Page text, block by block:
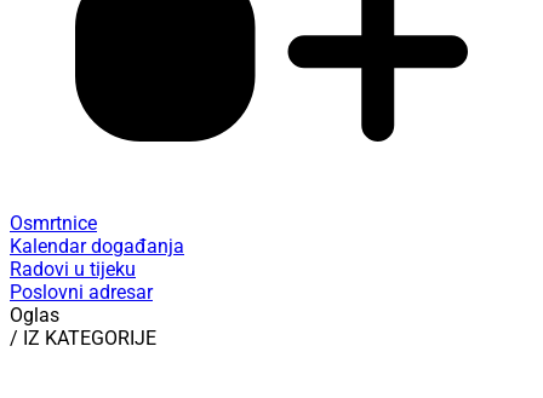
Osmrtnice
Kalendar događanja
Radovi u tijeku
Poslovni adresar
Oglas
/ IZ KATEGORIJE